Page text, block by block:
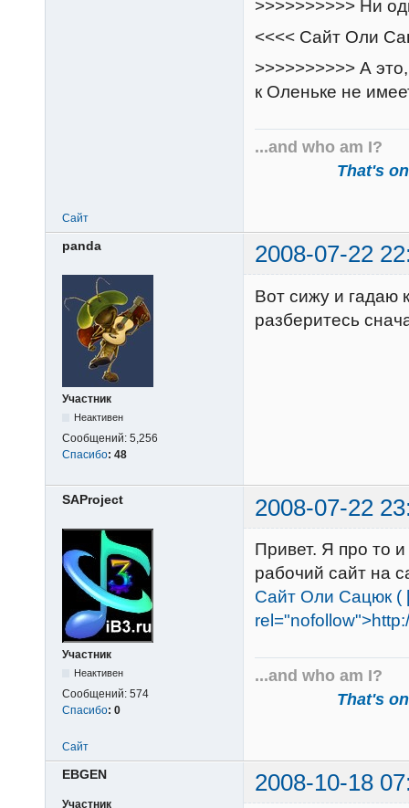
>>>>>>>>>> Ни
<<<< Сайт Оли
>>>>>>>>>> А
к Оленьке не
...and who am I?
That's
Сайт
panda 2008-07-22
Участник
Неактивен
Сообщений: 5,256
Спасибо: 48
Вот сижу и гадаю
разберитесь
SAProject 2008-07-22
Участник
Неактивен
Сообщений: 574
Спасибо: 0
Привет. Я про то
рабочий сайт на
Сайт Оли Сацюк (
...and who am I?
That's
Сайт
EВGEN 2008-10-18
Участник